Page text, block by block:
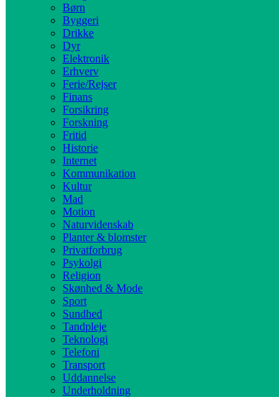
Børn
Byggeri
Drikke
Dyr
Elektronik
Erhverv
Ferie/Rejser
Finans
Forsikring
Forskning
Fritid
Historie
Internet
Kommunikation
Kultur
Mad
Motion
Naturvidenskab
Planter & blomster
Privatforbrug
Psykolgi
Religion
Skønhed & Mode
Sport
Sundhed
Tandpleje
Teknologi
Telefoni
Transport
Uddannelse
Underholdning